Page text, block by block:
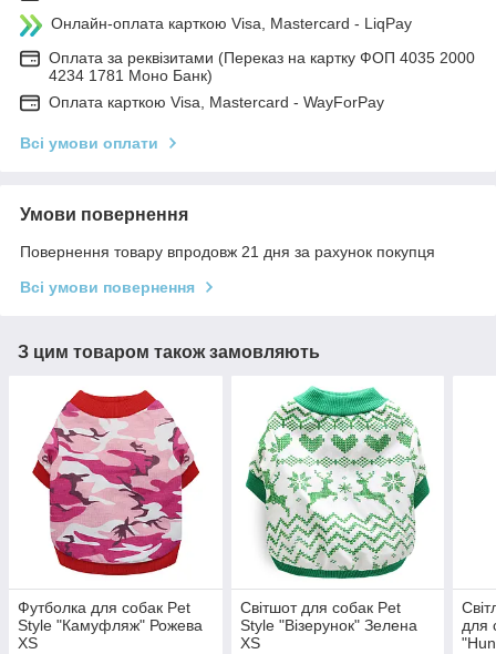
Онлайн-оплата карткою Visa, Mastercard - LiqPay
Оплата за реквізитами (Переказ на картку ФОП 4035 2000
4234 1781 Моно Банк)
Оплата карткою Visa, Mastercard - WayForPay
Всі умови оплати
Умови повернення
Повернення товару впродовж 21 дня за рахунок покупця
Всі умови повернення
З цим товаром також замовляють
Футболка для собак Pet
Style "Камуфляж" Рожева
XS
Світшот для собак Pet
Style "Візерунок" Зелена
XS
для